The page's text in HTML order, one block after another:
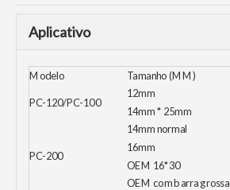
Aplicativo
Modelo Tamanho (MM)
PC-120/PC-100
12mm
14mm * 25mm
PC-200
14mm normal
16mm
OEM 16*30
OEM com barra grossa